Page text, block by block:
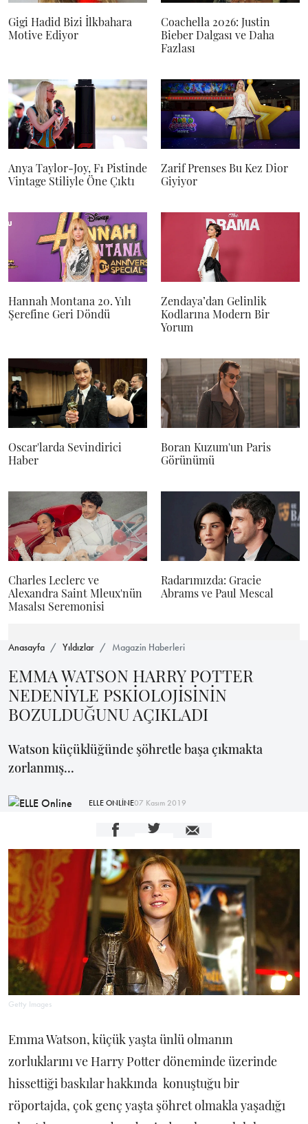
Gigi Hadid Bizi İlkbahara
Motive Ediyor
Coachella 2026: Justin
Bieber Dalgası ve Daha
Fazlası
Anya Taylor-Joy, F1 Pistinde
Vintage Stiliyle Öne Çıktı
Zarif Prenses Bu Kez Dior
Giyiyor
Hannah Montana 20. Yılı
Şerefine Geri Döndü
Zendaya’dan Gelinlik
Kodlarına Modern Bir
Yorum
Oscar'larda Sevindirici
Haber
Boran Kuzum'un Paris
Görünümü
Charles Leclerc ve
Alexandra Saint Mleux'nün
Masalsı Seremonisi
Radarımızda: Gracie
Abrams ve Paul Mescal
Anasayfa Yıldızlar Magazin Haberleri
EMMA WATSON HARRY POTTER
NEDENİYLE PSKİOLOJİSİNİN
BOZULDUĞUNU AÇIKLADI
Watson küçüklüğünde şöhretle başa çıkmakta
zorlanmış...
ELLE ONLİNE07 Kasım 2019
Getty Images
Emma Watson, küçük yaşta ünlü olmanın
zorluklarını ve Harry Potter döneminde üzerinde
hissettiği baskılar hakkında konuştuğu bir
röportajda, çok genç yaşta şöhret olmakla yaşadığı